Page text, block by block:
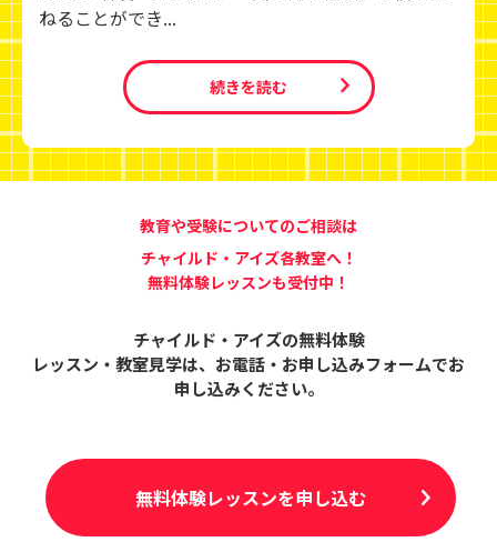
ねることができ...
続きを読む
教育や受験についてのご相談は
チャイルド・アイズ各教室へ！
無料体験レッスンも受付中！
チャイルド・アイズの無料体験
レッスン・教室見学は、 お電話・お申し込みフォームでお
申し込みください。
無料体験レッスンを申し込む